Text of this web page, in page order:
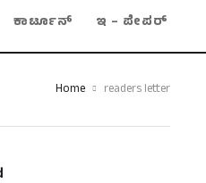
ಕಾರ್ಟೂನ್ ಇ – ಪೇಪರ್
Home readers letter